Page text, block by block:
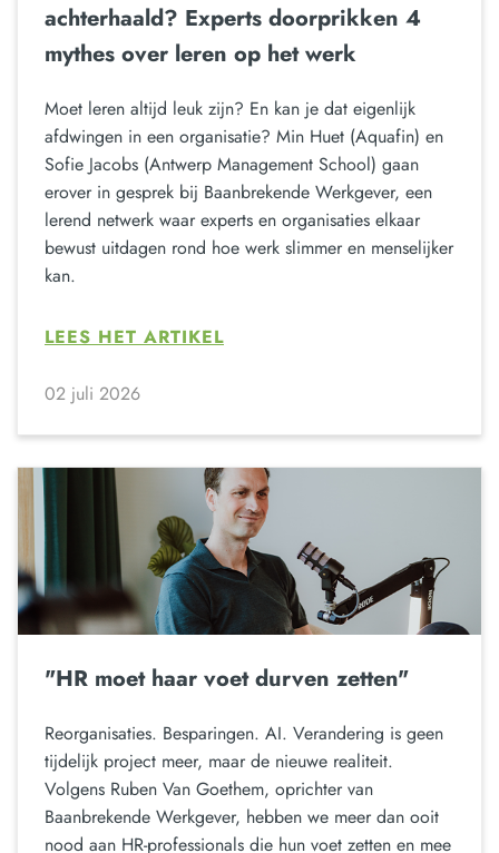
achterhaald? Experts doorprikken 4
mythes over leren op het werk
Moet leren altijd leuk zijn? En kan je dat eigenlijk
afdwingen in een organisatie? Min Huet (Aquafin) en
Sofie Jacobs (Antwerp Management School) gaan
erover in gesprek bij Baanbrekende Werkgever, een
lerend netwerk waar experts en organisaties elkaar
bewust uitdagen rond hoe werk slimmer en menselijker
kan.
LEES HET ARTIKEL
02 juli 2026
"HR moet haar voet durven zetten"
Reorganisaties. Besparingen. AI. Verandering is geen
tijdelijk project meer, maar de nieuwe realiteit.
Volgens Ruben Van Goethem, oprichter van
Baanbrekende Werkgever, hebben we meer dan ooit
nood aan HR-professionals die hun voet zetten en mee